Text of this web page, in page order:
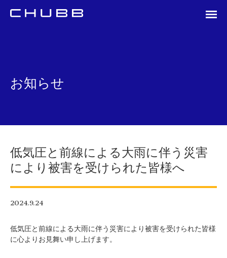
お知らせ
低気圧と前線による大雨に伴う災害
により被害を受けられた皆様へ
2024.9.24
低気圧と前線による大雨に伴う災害により被害を受けられた皆様
に心よりお見舞い申し上げます。